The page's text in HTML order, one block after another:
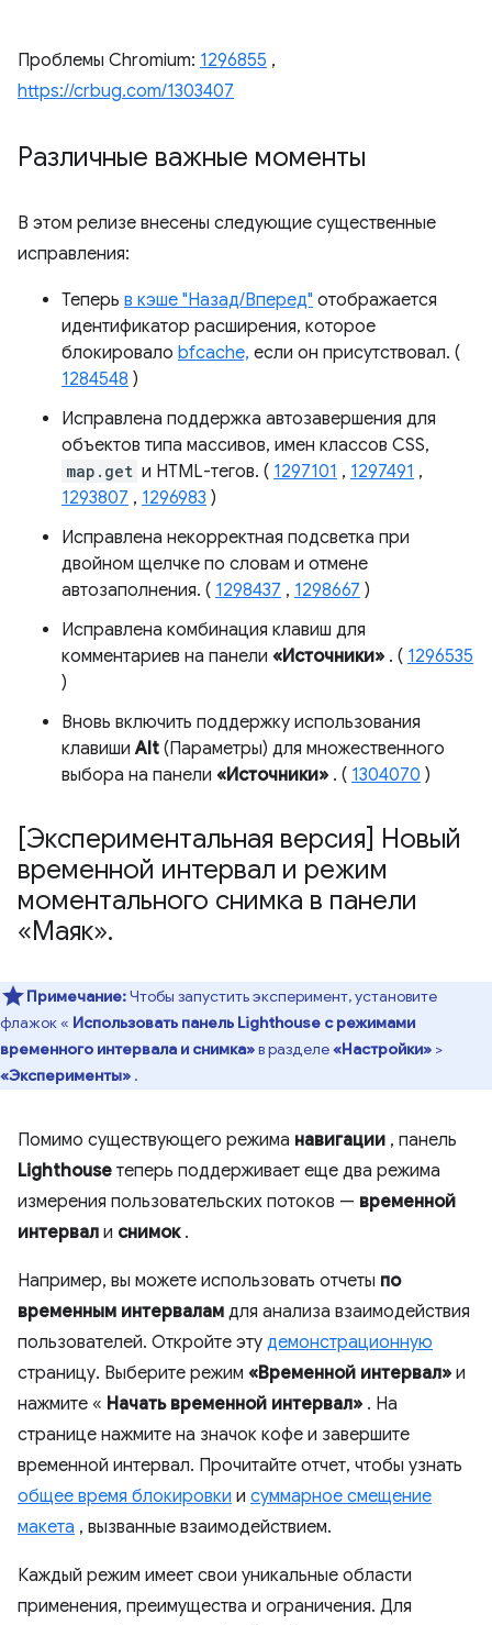
Проблемы Chromium: 1296855 ,
https://crbug.com/1303407
Различные важные моменты
В этом релизе внесены следующие существенные
исправления:
Теперь в кэше "Назад/Вперед" отображается
идентификатор расширения, которое
блокировало bfcache, если он присутствовал. (
1284548 )
Исправлена ​​поддержка автозавершения для
объектов типа массивов, имен классов CSS,
map.get и HTML-тегов. ( 1297101 , 1297491 ,
1293807 , 1296983 )
Исправлена ​​некорректная подсветка при
двойном щелчке по словам и отмене
автозаполнения. ( 1298437 , 1298667 )
Исправлена ​​комбинация клавиш для
комментариев на панели «Источники» . ( 1296535
)
Вновь включить поддержку использования
клавишиAlt (Параметры) для множественного
выбора на панели «Источники» . ( 1304070 )
[Экспериментальная версия] Новый
временной интервал и режим
моментального снимка в панели
«Маяк».
Примечание:Чтобы запустить эксперимент, установите
флажок « Использовать панель Lighthouse с режимами
временного интервала и снимка»в разделе«Настройки» >
«Эксперименты» .
Помимо существующего режима навигации , панель
Lighthouse теперь поддерживает еще два режима
измерения пользовательских потоков — временной
интервал и снимок.
Например, вы можете использовать отчеты по
временным интервалам для анализа взаимодействия
пользователей. Откройте эту демонстрационную
страницу. Выберите режим «Временной интервал» и
нажмите « Начать временной интервал» . На
странице нажмите на значок кофе и завершите
временной интервал. Прочитайте отчет, чтобы узнать
общее время блокировки и суммарное смещение
макета , вызванные взаимодействием.
Каждый режим имеет свои уникальные области
применения, преимущества и ограничения. Для